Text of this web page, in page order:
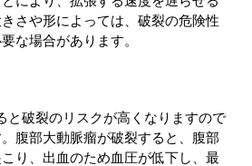
さや形によっては、破裂の危険性
な場合があります。
と破裂のリスクが高くなりますので
腹部大動脈瘤が破裂すると、腹部
り、出血のため血圧が低下し、最